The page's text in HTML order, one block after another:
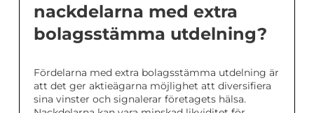
nackdelarna med extra
bolagsstämma utdelning?
Fördelarna med extra bolagsstämma utdelning är
att det ger aktieägarna möjlighet att diversifiera
sina vinster och signalerar företagets hälsa.